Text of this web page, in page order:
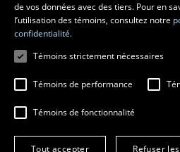
© 2026 Université Laval
de vos données avec des tiers. Pour en
l’utilisation des témoins, consultez notre
confidentialité.
Témoins strictement nécessaires
Témoins de performance
Témoins de fonctionnalité
Tout accepter Refuser